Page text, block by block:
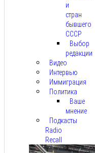
и
стран
бывшего
СССР
Выбор
редакции
Видео
Интервью
Иммиграция
Политика
Ваше
мнение
Подкасты
Radio
Recall